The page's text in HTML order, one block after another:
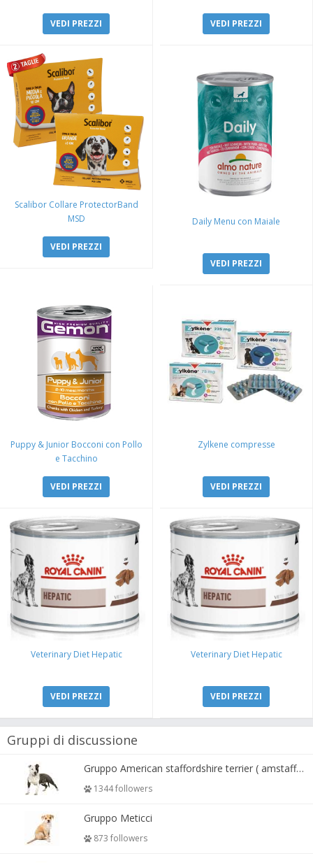
VEDI PREZZI VEDI PREZZI
Scalibor Collare ProtectorBand
MSD
VEDI PREZZI
Daily Menu con Maiale
VEDI PREZZI
Puppy & Junior Bocconi con Pollo
e Tacchino
VEDI PREZZI
Zylkene compresse
VEDI PREZZI
Veterinary Diet Hepatic
VEDI PREZZI
Veterinary Diet Hepatic
VEDI PREZZI
Gruppi di discussione
Gruppo American staffordshire terrier ( amstaff, amastaff )
1344 followers
Gruppo Meticci
873 followers